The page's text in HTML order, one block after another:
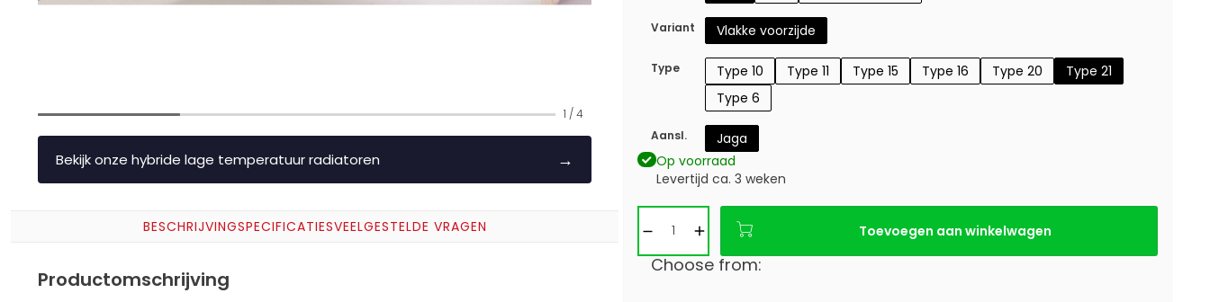
1 /4
Bekijk onze hybride lage temperatuur radiatoren →
BESCHRIJVINGSPECIFICATIESVEELGESTELDE VRAGEN
Productomschrijving
Variant Vlakke voorzijde
Type Type 10 Type 11 Type 15 Type 16 Type 20
Type 21
Type 6
Aansl.
Jaga
Op voorraad
Levertijd ca. 3 weken
Toevoegen aan winkelwagen
Choose from: